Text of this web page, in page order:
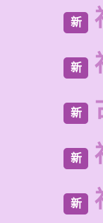
新
新
新
新
新